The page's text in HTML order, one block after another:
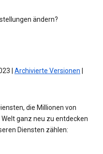
ändern?
| Archivierte Versionen
die Millionen von
ganz neu zu entdecken
Diensten zählen: